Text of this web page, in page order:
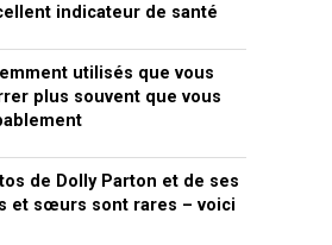
indicateur de santé
utilisés que vous
plus souvent que vous
de Dolly Parton et de ses
et sœurs sont rares – voici